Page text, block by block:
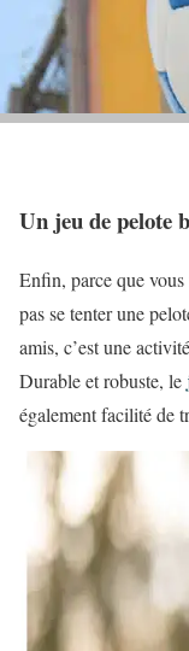
Un jeu de pelote
Enfin, parce que vous
pas se tenter une
amis, c’est une
Durable et robuste, le
également facilité de